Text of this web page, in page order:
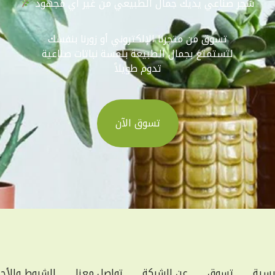
تسوق من متجرنا الإلكتروني أو زورنا بنفسك
لتستمتع بجمال الطبيعة بلمسة نباتات صناعية
تدوم طويلاً
تسوق الآن